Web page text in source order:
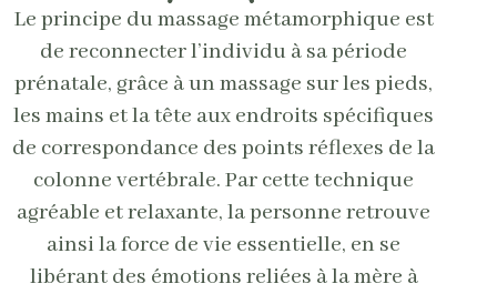
Le principe du massage métamorphique est
de reconnecter l’individu à sa période
prénatale, grâce à un massage sur les pieds,
les mains et la tête aux endroits spécifiques
de correspondance des points réflexes de la
colonne vertébrale. Par cette technique
agréable et relaxante, la personne retrouve
ainsi la force de vie essentielle, en se
libérant des émotions reliées à la mère à